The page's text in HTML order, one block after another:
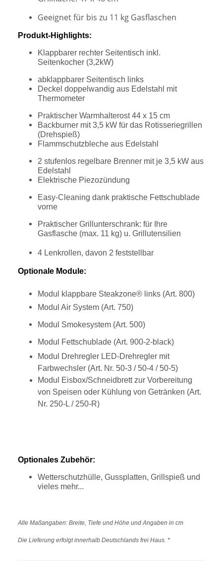
Geeignet für bis zu 11 kg Gasflaschen
Produkt-Highlights:
Klappbarer rechter Seitentisch inkl.
Seitenkocher (3,2kW)
abklappbarer Seitentisch links
Deckel doppelwandig aus Edelstahl mit
Thermometer
Praktischer Warmhalterost 44 x 15 cm
Backburner mit 3,5 kW für das Rotisseriegrillen
(Drehspieß)
Flammschutzbleche aus Edelstahl
2 stufenlos regelbare Brenner mit je 3,5 kW aus
Edelstahl
Elektrische Piezozündung
Easy-Cleaning dank praktische Fettschublade
vorne
Praktischer Grillunterschrank: für Ihre
Gasflasche (max. 11 kg) u. Grillutensilien
4 Lenkrollen, davon 2 feststellbar
Optionale Module:
Modul klappbare Steakzone® links (Art. 800)
Modul Air System (Art. 750)
Modul Smokesystem (Art. 500)
Modul Fettschublade (Art. 900-2-black)
Modul Drehregler LED-Drehregler mit
Farbwechsler (Art. Nr. 50-3 / 50-4 / 50-5)
Modul Eisbox/Schneidbrett zur Vorbereitung
von Speisen oder Kühlung von Getränken (Art.
Nr. 250-L / 250-R)
Optionales Zubehör:
Wetterschutzhülle, Gussplatten, Grillspieß und
vieles mehr...
Alle Maßangaben: Breite, Tiefe und Höhe und Angaben in cm
Die Lieferung erfolgt innerhalb Deutschlands frei Haus. *